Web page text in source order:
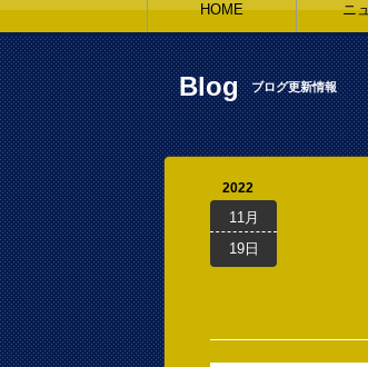
HOME ニ
Blog ブログ更新情報
2022
11月
19日